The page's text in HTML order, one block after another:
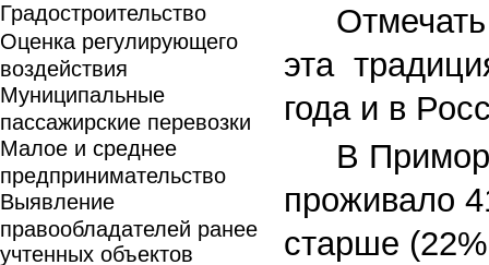
Градостроительство
Оценка регулирующего
воздействия
Муниципальные
пассажирские перевозки
Малое и среднее
предпринимательство
Выявление
правообладателей ранее
учтенных объектов
эта
года и в
В
проживало
старше